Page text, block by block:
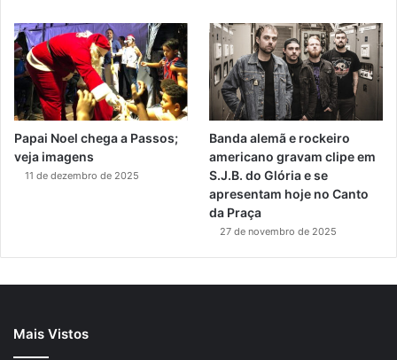
Papai Noel chega a Passos;
veja imagens
11 de dezembro de 2025
Banda alemã e rockeiro
americano gravam clipe em
S.J.B. do Glória e se
apresentam hoje no Canto
da Praça
27 de novembro de 2025
Mais Vistos